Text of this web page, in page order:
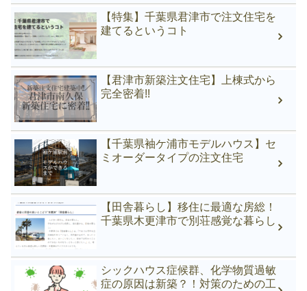
【特集】千葉県君津市で注文住宅を
建てるというコト
【君津市新築注文住宅】上棟式から
完全密着!!
【千葉県袖ケ浦市モデルハウス】セ
ミオーダータイプの注文住宅
【田舎暮らし】移住に最適な房総！
千葉県木更津市で別荘感覚な暮らし
シックハウス症候群、化学物質過敏
症の原因は新築？！対策のための工